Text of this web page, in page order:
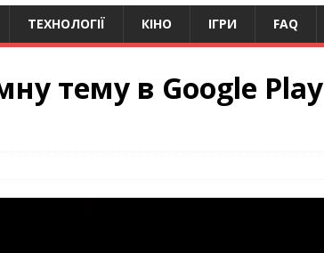
ТЕХНОЛОГІЇ КІНО ІГРИ FAQ
тему в Google Play